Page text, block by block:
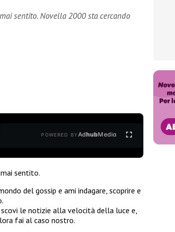
sentito. Novella 2000 sta cercando
POWERED BYAdhubMedia
sentito.
del gossip e ami indagare, scoprire e
scovi le notizie alla velocità della luce e,
fai al caso nostro.